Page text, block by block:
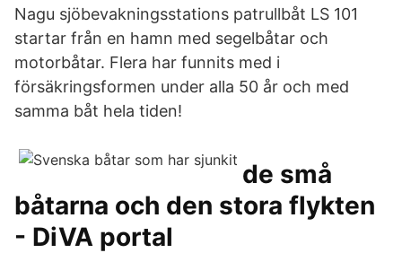
Nagu sjöbevakningsstations patrullbåt LS 101
startar från en hamn med segelbåtar och
motorbåtar. Flera har funnits med i
försäkringsformen under alla 50 år och med
samma båt hela tiden!
de små
båtarna och den stora flykten
- DiVA portal